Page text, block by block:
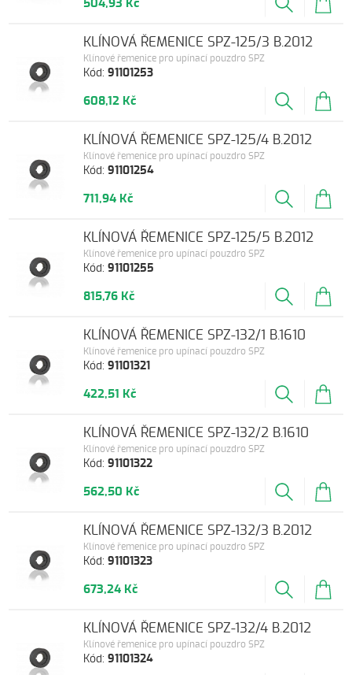
504,93 Kč
Kód:91101253
Klínové řemenice pro upínací pouzdro SPZ
KLÍNOVÁ ŘEMENICE SPZ-125/3 B.2012
608,12 Kč
Kód:91101254
Klínové řemenice pro upínací pouzdro SPZ
KLÍNOVÁ ŘEMENICE SPZ-125/4 B.2012
711,94 Kč
Kód:91101255
Klínové řemenice pro upínací pouzdro SPZ
KLÍNOVÁ ŘEMENICE SPZ-125/5 B.2012
815,76 Kč
Kód:91101321
Klínové řemenice pro upínací pouzdro SPZ
KLÍNOVÁ ŘEMENICE SPZ-132/1 B.1610
422,51 Kč
Kód:91101322
Klínové řemenice pro upínací pouzdro SPZ
KLÍNOVÁ ŘEMENICE SPZ-132/2 B.1610
562,50 Kč
Kód:91101323
Klínové řemenice pro upínací pouzdro SPZ
KLÍNOVÁ ŘEMENICE SPZ-132/3 B.2012
673,24 Kč
Kód:91101324
Klínové řemenice pro upínací pouzdro SPZ
KLÍNOVÁ ŘEMENICE SPZ-132/4 B.2012